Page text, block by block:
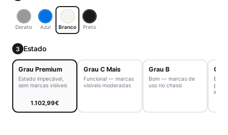
Dorato Azul Branco Preto
3 Estado
Grau Premium
Estado impecável,
sem marcas visíveis
1.102,99€
Grau C Mais
Funcional — marcas
visíveis moderadas
Grau B
Bom — marcas de
uso no chassi